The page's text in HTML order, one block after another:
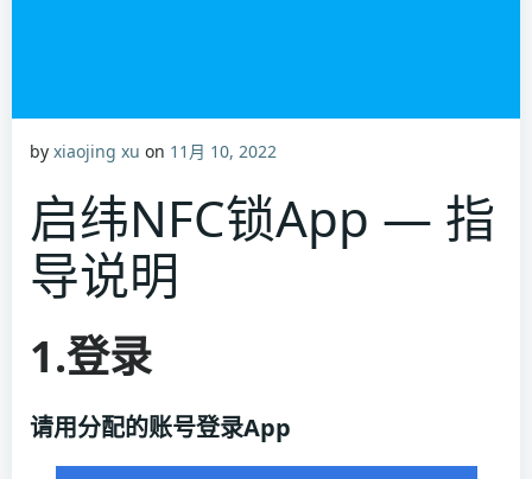
by xiaojing xu on 11月 10, 2022
启纬NFC锁App — 指
导说明
1.登录
请用分配的账号登录App